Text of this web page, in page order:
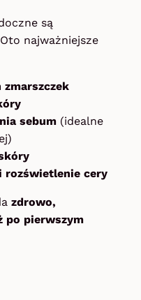
są
najważniejsze
zmarszczek
sebum (idealne
rozświetlenie cery
zdrowo,
po pierwszym